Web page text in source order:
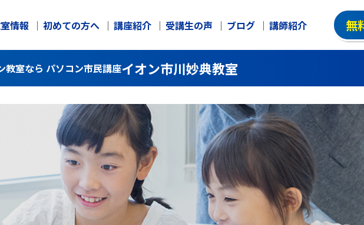
情報 初めての方へ 講座紹介 受講生の声 ブログ 講師紹介 無
教室なら パソコン市民講座イオン市川妙典教室